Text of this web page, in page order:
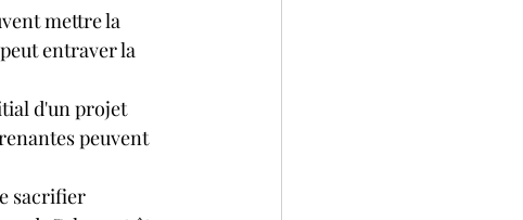
mettre la
entraver la
d'un projet
peuvent
sacrifier